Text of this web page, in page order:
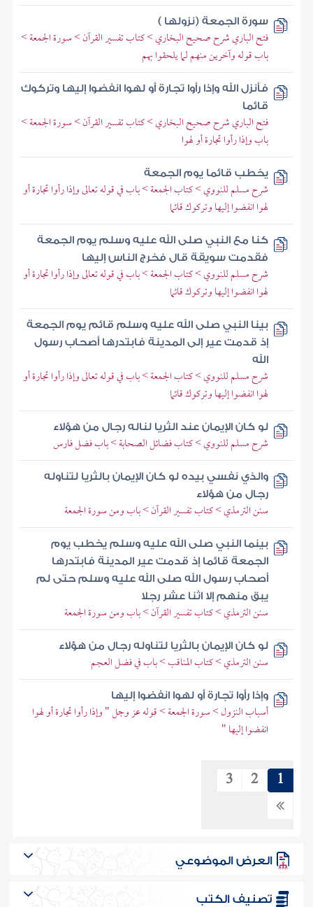
سورة الجمعة (نزولها )
فتح الباري شرح صحيح البخاري > كتاب تفسير القرآن > سورة الجمعة >
باب قوله وآخرين منهم لما يلحقوا بهم
فأنزل الله وإذا رأوا تجارة أو لهوا انفضوا إليها وتركوك
قائما
فتح الباري شرح صحيح البخاري > كتاب تفسير القرآن > سورة الجمعة >
باب وإذا رأوا تجارة أو لهوا
يخطب قائما يوم الجمعة
شرح مسلم للنووي > كتاب الجمعة > باب في قوله تعالى وإذا رأوا تجارة أو
لهوا انفضوا إليها وتركوك قائما
كنا مع النبي صلى الله عليه وسلم يوم الجمعة
فقدمت سويقة قال فخرج الناس إليها
شرح مسلم للنووي > كتاب الجمعة > باب في قوله تعالى وإذا رأوا تجارة أو
لهوا انفضوا إليها وتركوك قائما
بينا النبي صلى الله عليه وسلم قائم يوم الجمعة
إذ قدمت عير إلى المدينة فابتدرها أصحاب رسول
الله
شرح مسلم للنووي > كتاب الجمعة > باب في قوله تعالى وإذا رأوا تجارة أو
لهوا انفضوا إليها وتركوك قائما
لو كان الإيمان عند الثريا لناله رجال من هؤلاء
شرح مسلم للنووي > كتاب فضائل الصحابة > باب فضل فارس
والذي نفسي بيده لو كان الإيمان بالثريا لتناوله
رجال من هؤلاء
سنن الترمذي > كتاب تفسير القرآن > باب ومن سورة الجمعة
بينما النبي صلى الله عليه وسلم يخطب يوم
الجمعة قائما إذ قدمت عير المدينة فابتدرها
أصحاب رسول الله صلى الله عليه وسلم حتى لم
يبق منهم إلا اثنا عشر رجلا
سنن الترمذي > كتاب تفسير القرآن > باب ومن سورة الجمعة
لو كان الإيمان بالثريا لتناوله رجال من هؤلاء
سنن الترمذي > كتاب المناقب > باب في فضل العجم
وإذا رأوا تجارة أو لهوا انفضوا إليها
أسباب النزول > سورة الجمعة > قوله عز وجل " وإذا رأوا تجارة أو لهوا
انفضوا إليها "
1
2
3
العرض الموضوعي
تصنيف الكتب